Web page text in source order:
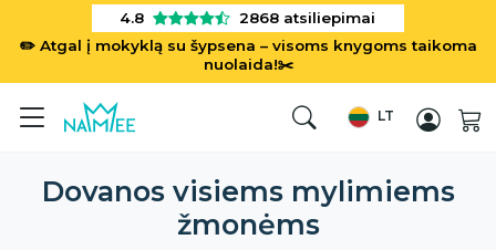
✏️ Atgal į mokyklą su šypsena – visoms knygoms taikoma
nuolaida!✂️
4.8 2868 atsiliepimai
LT
Dovanos visiems mylimiems
žmonėms